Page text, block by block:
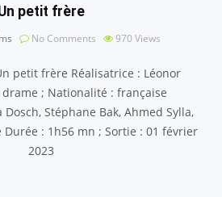
petit frère
No Comments 970 Views
petit frère Réalisatrice : Léonor
; Nationalité : française
Stéphane Bak, Ahmed Sylla,
: 1h56 mn ; Sortie : 01 février
2023